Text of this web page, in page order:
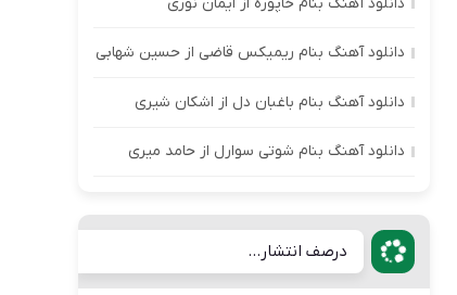
دانلود آهنگ بنام ریمیکس قاضی از حسین شهابی
دانلود آهنگ بنام باغبان دل از اشکان شیری
دانلود آهنگ بنام شوتی سوارل از حامد میری
درصف انتشار...